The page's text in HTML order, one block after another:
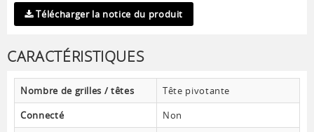
Télécharger la notice du produit
CARACTÉRISTIQUES
Nombre de grilles / têtes
Tête pivotante
Connecté
Non